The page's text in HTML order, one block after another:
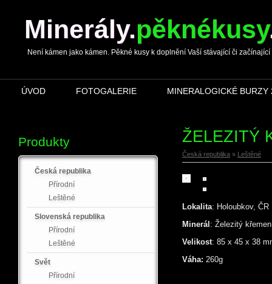
Minerály.pěknékusy
Není kámen jako kámen. Pěkné kusy k doplnění Vaší stávající či začínající
ÚVOD FOTOGALERIE MINERALOGICKÉ BURZY
Produkty
Česká republika
Přírodní
Leštěné
Slovenská republika
Přírodní
Leštěné
Svět
Přírodní
ŽELEZITÝ
Česká republika » Leštěné
Lokalita: Holoubkov, ČR
Minerál : Železitý křemen
Velikost: 85 x 45 x 38
Váha: 260g